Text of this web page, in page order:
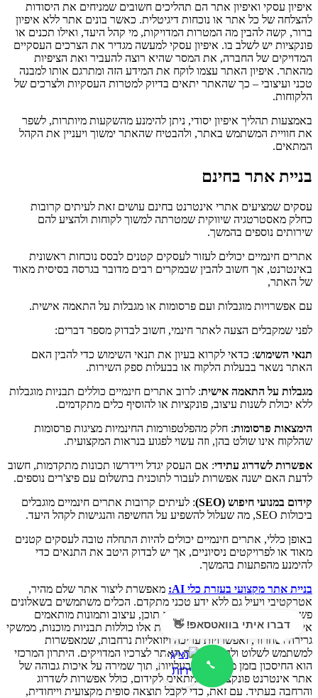
איפיון עסקי ואיפיון אתר הם תהליכים חשובים שמניחים את היסודות
להצלחה של כל אתר או נוכחות דיגיטלית. כאשר בונים אתר ללא איפיון
ברור, קשה להבין מה המטרות המדויקות, מי קהל היעד, ואילו תכנים או
פונקציות יש לשלב בו. איפיון עסקי למעשה מגדיר את הצרכים העסקיים
המדויקים של החברה, את המסר שהיא רוצה להעביר ואת הציפיות
מהאתר. איפיון האתר עצמו לוקח את המידע הזה ומתרגם אותו למבנה
טכני ועיצובי – כך שהאתר יתאים בדיוק למטרות העסקיות ולצרכים של
הלקוחות.
באמצעות תהליך איפיון יסודי, ניתן להימנע מהשקעות מיותרות, לשפר
את חוויית המשתמש באתר, ולהבטיח שהאתר ימשוך ויעניין את הקהל
המתאים.
בניית אתר בחינם
עסקים שמציעים אתרי אינטרנט בחינם עושים זאת לעיתים קרובות
כחלק מאסטרטגיה שיווקית שמטרתה למשוך לקוחות ולהציע להם
שירותים נוספים בהמשך.
אתרים חינמיים יכולים לעזור לעסקים קטנים לבסס נוכחות ראשונית
באינטרנט, אך חשוב להבין שבמקרים רבים מדובר בגרסה בסיסית מאוד
של האתר,
עם אפשרויות מוגבלות ועם פרסומות או מגבלות על התאמה אישית.
לפני שמקבלים הצעה לאתר חינמי, חשוב לבדוק מספר דברים:
תנאי השימוש: כדאי לקרוא בעיון את תנאי השימוש כדי להבין האם
האתר נשאר בבעלות הלקוח או בבעלות ספק השירות.
מגבלות על התאמה אישית: לרוב אתרים חינמיים כוללים תבניות מוגבלות
ללא יכולת לשנות עיצוב, פונקציות או להוסיף כלים מתקדמים.
הימצאות פרסומות: חלק מהפלטפורמות החינמיות מציגות פרסומות
שהלקוח אינו שולט בהן, וזה עשוי לפגוע בנראות המקצועית.
אפשרות לשדרוג עתידי: אם העסק יגדל ויידרשו תכונות מתקדמות, חשוב
לדעת האם ישנה אפשרות לעבור לתוכנית בתשלום עם פיצ'רים נוספים.
קידום במנועי חיפוש (SEO)
: לעיתים קרובות אתרים חינמיים מוגבלים
ביכולות SEO, מה שעלול להשפיע על החשיפה והנגישות לקהל היעד.
באופן כללי, אתרים חינמיים יכולים להיות התחלה טובה לעסקים קטנים
מאוד או לפרויקטים ניסיוניים, אך יש לבדוק היטב את התנאים כדי
להימנע מהפתעות בהמשך.
בניית אתר מקצועי בעזרת כלי AI:
מאפשרת ליצור אתר שלם מהיר,
אטרקטיבי ויעיל גם ללא ידע טכני מתקדם. הכלים משתמשים בשאלונים
פשוטים או הנחיות טקסט, ומייצרים תוכן, עיצוב ותמונות מותאמים
אישית תוך דקות ספורות. פלטפורמות אלו כוללות תבניות מוכנות, ממשקי
גרירה ושחרור, ואפשרויות עריכה ויזואליות נרחבות, שמאפשרות
למשתמש לשלוט ולהתאים את האתר לצרכיו המדויקים. היתרון המרכזי
הוא החיסכון בזמן משמעותי ובעלויות, תוך שמירה על איכות גבוהה של
אתר אינטרנט פונקציונלי, המתאים לקידום, כולל אפשרות לשדרוג
והרחבה בעתיד. עם זאת, כדי לקבל תוצאה סופית מקצועית וייחודית,
דברו איתי בוואטסאפ! 👋